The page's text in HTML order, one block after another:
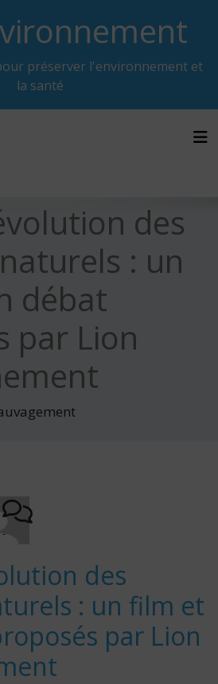
préserver l'environnement et
la santé
des
: un
débat
par Lion
-
des
: un film et
par Lion